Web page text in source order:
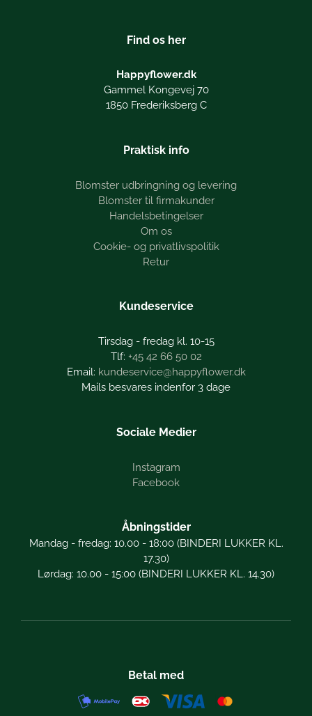
Find os her
Happyflower.dk
Gammel Kongevej 70
1850 Frederiksberg C
Praktisk info
Blomster udbringning og levering
Blomster til firmakunder
Handelsbetingelser
Om os
Cookie- og privatlivspolitik
Retur
Kundeservice
Tirsdag - fredag kl. 10-15
+45 42 66 50 02
kundeservice@happyflower.dk
Mails besvares indenfor 3 dage
Sociale Medier
Instagram
Facebook
Åbningstider
Mandag - fredag: 10.00 - 18:00 (BINDERI LUKKER KL.
17.30)
Lørdag: 10.00 - 15:00 (BINDERI LUKKER KL. 14.30)
Betal med